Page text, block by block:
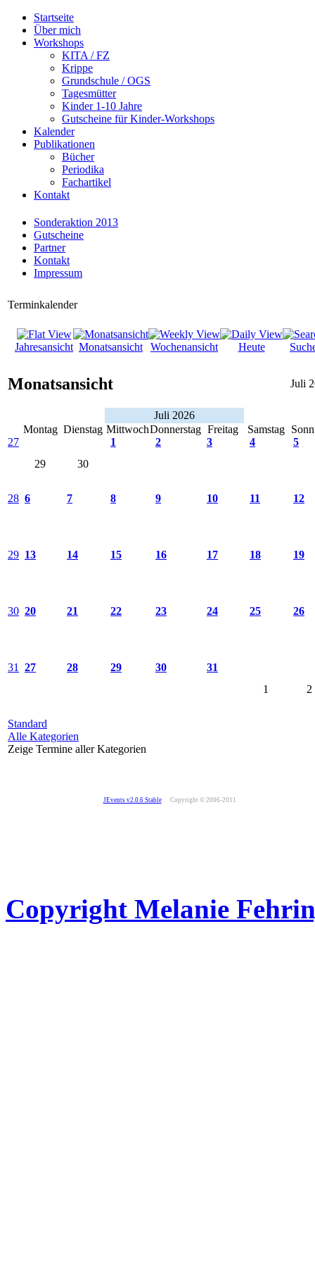
Startseite
Über mich
Workshops
KITA / FZ
Krippe
Grundschule / OGS
Tagesmütter
Kinder 1-10 Jahre
Gutscheine für Kinder-Workshops
Kalender
Publikationen
Bücher
Periodika
Fachartikel
Kontakt
Sonderaktion 2013
Gutscheine
Partner
Kontakt
Impressum
Terminkalender
Jahresansicht Monatsansicht Wochenansicht Heute
Monatsansicht Juli
Juli 2026
Montag Dienstag MittwochDonnerstag Freitag Samstag
27
29
30
1 2 3 4 5
28 6 7 8 9 10 11 12
29 13 14 15 16 17 18 19
30 20 21 22 23 24 25 26
31 27 28 29 30
31
1
2
Standard
Alle Kategorien
Zeige Termine aller Kategorien
JEvents v2.0.6 Stable Copyright © 2006-2011
Copyright Melanie